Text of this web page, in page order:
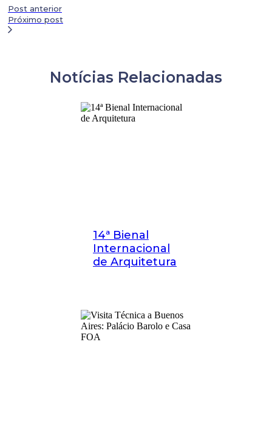
Post anterior
Próximo post
Notícias Relacionadas
14ª Bienal
Internacional
de Arquitetura